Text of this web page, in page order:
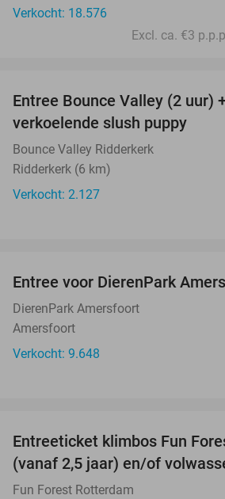
Verkocht: 18.576
Excl. ca. €3
Entree Bounce Valley (2 uur)
verkoelende slush puppy
Bounce Valley Ridderkerk
Ridderkerk (6 km)
Verkocht: 2.127
Entree voor DierenPark
DierenPark Amersfoort
Amersfoort
Verkocht: 9.648
Entreeticket klimbos Fun
(vanaf 2,5 jaar) en/of
Fun Forest Rotterdam